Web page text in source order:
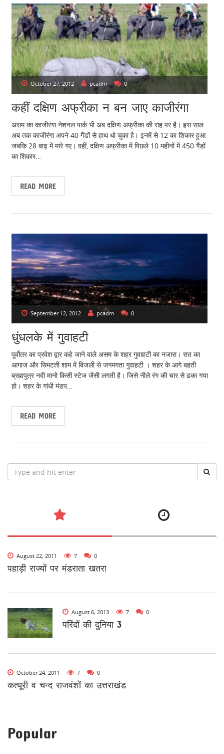
October 27, 2012 pcadm 0
कहीं दक्षिण अफ्रीका न बन जाए काजीरंगा
असम का काजीरंगा नेशनल पार्क भी अब दक्षिण अफ्रीका की राह पर है। इस साल
अब तक काजीरंगा अपने 40 गैंडों से हाथ धो चुका है। इनमें से 12 का शिकार हुआ
जबकि 28 बाढ़ में मारे गए। वहीं, दक्षिण अफ्रीका में पिछले 10 महीनों में 450 गैंडों
का शिकार…
READ MORE
September 12, 2012 pcadm 0
धुंधलके में गुवाहटी
पूर्वोतर का प्रवेश द्वार कहे जाने वाले असम के शहर गुवाहटी का नजारा। रात का
आगाज और सिमटती शाम में बिजली से जगमगता गुवाहटी । शहर के आगे बहती
ब्रह्मपुत्र नदी मानो किसी स्टेज जैसी लगती है। जिसे नीले रंग की चार से ढका गया
हो। शहर के गांधी मंडप…
READ MORE
August 22, 2011 7 0
पहाड़ी राज्यों पर मंडराता खतरा
August 6, 2013 7 0
परिंदों की दुनिया 3
October 24, 2011 7 0
कत्यूरी व चन्द राजवंशों का उत्तराखंड
Popular